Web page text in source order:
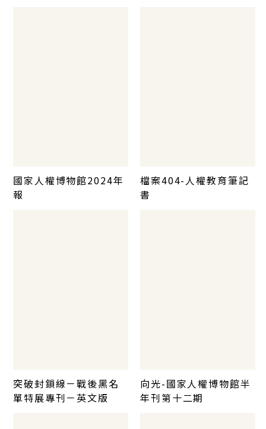
國家人權博物館2024年
報
檔案404-人權教育筆記
書
突破封鎖線－戰後黑名
單特展專刊－英文版
向光-國家人權博物館半
年刊第十二期